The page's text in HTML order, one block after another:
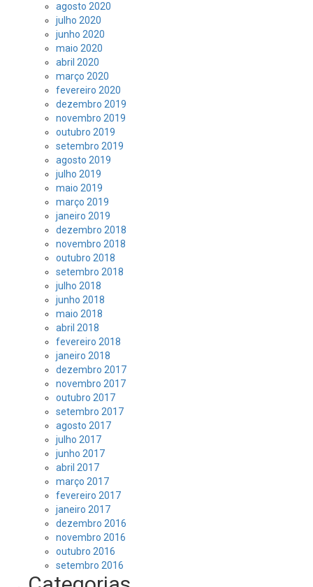
agosto 2020
julho 2020
junho 2020
maio 2020
abril 2020
março 2020
fevereiro 2020
dezembro 2019
novembro 2019
outubro 2019
setembro 2019
agosto 2019
julho 2019
maio 2019
março 2019
janeiro 2019
dezembro 2018
novembro 2018
outubro 2018
setembro 2018
julho 2018
junho 2018
maio 2018
abril 2018
fevereiro 2018
janeiro 2018
dezembro 2017
novembro 2017
outubro 2017
setembro 2017
agosto 2017
julho 2017
junho 2017
abril 2017
março 2017
fevereiro 2017
janeiro 2017
dezembro 2016
novembro 2016
outubro 2016
setembro 2016